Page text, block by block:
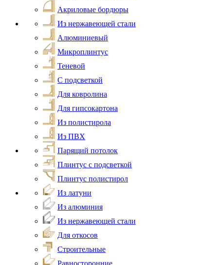
Акриловые бордюры
Из нержавеющей стали
Алюминиевый
Микроплинтус
Теневой
С подсветкой
Для ковролина
Для гипсокартона
Из полистирола
Из ПВХ
Парящий потолок
Плинтус с подсветкой
Плинтус полистирол
Из латуни
Из алюминия
Из нержавеющей стали
Для откосов
Строительные
Равносторонние